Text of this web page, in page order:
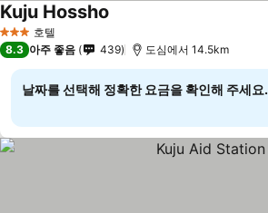
3 성급 호텔
Kuju Hossho
8.3 아주 좋음 439 도심에서 14.5km
날짜를 선택해 정확한 요금을 확인해 주세요.